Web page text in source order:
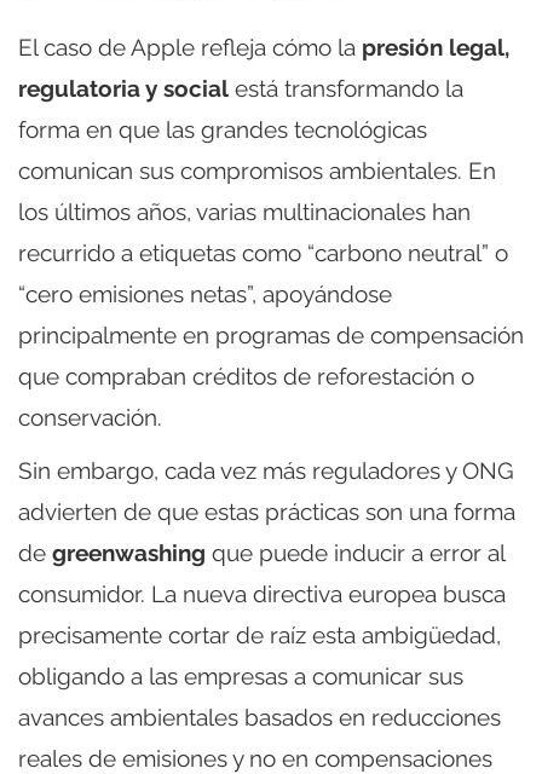
El caso de Apple refleja cómo la presión legal,
regulatoria y social está transformando la
forma en que las grandes tecnológicas
comunican sus compromisos ambientales. En
los últimos años, varias multinacionales han
recurrido a etiquetas como “carbono neutral” o
“cero emisiones netas”, apoyándose
principalmente en programas de compensación
que compraban créditos de reforestación o
conservación.
Sin embargo, cada vez más reguladores y ONG
advierten de que estas prácticas son una forma
de greenwashing que puede inducir a error al
consumidor. La nueva directiva europea busca
precisamente cortar de raíz esta ambigüedad,
obligando a las empresas a comunicar sus
avances ambientales basados en reducciones
reales de emisiones y no en compensaciones